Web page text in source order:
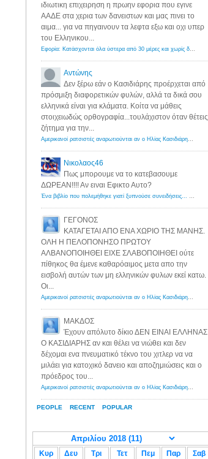
PEOPLE RECENT POPULAR
ιδιωτικη επιχειρηση η πρωην εφορια που εγινε
ΑΑΔΕ στα χερια των δανειστων και μας πινει το
αιμα... για να πηγαινουν τα λεφτα εξω και οχι υπερ
του Ελληνικου...
Εφορία: Κατάσχονται όλα ύστερα από 30 μέρες και χωρίς δικαστικές αποφάσεις - Λόγιος Ερμής
Αντώνης
Δεν ξέρω εάν ο Κασιδιάρης προέρχεται από
πρόσμιξη διαφορετικών φυλών, αλλά τα δικά σου
ελληνικά είναι για κλάματα. Κοίτα να μάθεις
στοιχειωδώς ορθογραφία...τουλάχιστον όταν θέτεις
ζήτημα για την...
Αμερικανοί ρατσιστές αναρωτιούνται αν ο Ηλίας Κασιδιάρης ανήκει στη λευκή φυλή... - Λόγιος Ερμής
Νικολαος46
Πως μπορουμε να το κατεβασουμε
ΔΩΡΕΑΝ!!!! Αν ειναι Εφικτο Αυτο?
Ένα βιβλίο που πολεμήθηκε γιατί ξυπνούσε συνειδήσεις... - Λόγιος Ερμής | Η γνώση ξεκινάει με την αναζήτηση...
ΓΕΓΟΝΟΣ
ΚΑΤΑΓΕΤΑΙ ΑΠΟ ΕΝΑ ΧΩΡΙΟ ΤΗΣ ΜΑΝΗΣ.
ΟΛΗ Η ΠΕΛΟΠΟΝΗΣΟ ΠΡΩΤΟΥ
ΑΛΒΑΝΟΠΟΙΗΘΕΙ ΕΙΧΕ ΣΛΑΒΟΠΟΙΗΘΕΙ ούτε
πίθηκος θα έμενε καθαρόαιμος μετα απο την
εισβολή αυτών των μη ελληνικών φυλων εκεί κατω.
Οι...
Αμερικανοί ρατσιστές αναρωτιούνται αν ο Ηλίας Κασιδιάρης ανήκει στη λευκή φυλή... - Λόγιος Ερμής
ΜΑΚΔΟΣ
Έχουν απόλυτο δίκιο ΔΕΝ ΕΙΝΑΙ ΕΛΛΗΝΑΣ
Ο ΚΑΣΙΔΙΑΡΗΣ αν και θέλει να νιώθει και δεν
δέχομαι ενα πνευματικό τέκνο του χιτλερ να να
μιλάει για κατοχικό δανειο και αποζημιώσεις και ο
πρόεδρος του...
Αμερικανοί ρατσιστές αναρωτιούνται αν ο Ηλίας Κασιδιάρης ανήκει στη λευκή φυλή... - Λόγιος Ερμής
Κυρ Δευ Τρι Τετ Πεμ Παρ Σαβ